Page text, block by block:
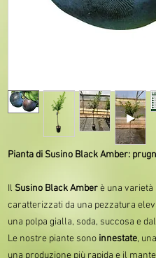
Pianta di Susino Black Amber:
Il Susino Black Amberè una
caratterizzati da una pezzatura
una polpa gialla, soda, succosa e
Le nostre piante sono innestate,